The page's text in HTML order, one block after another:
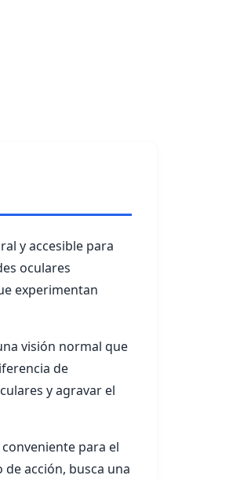
y accesible para
oculares
experimentan
visión normal que
de
y agravar el
para el
acción, busca una